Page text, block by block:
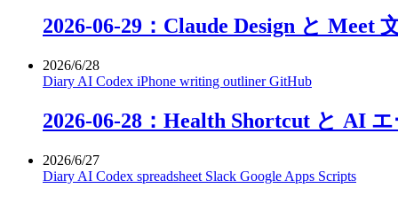
2026-06-29：Claude Design と Meet
2026/6/28
Diary AI Codex iPhone writing outlinerGitHub
2026-06-28：Health Shortcut と AI
2026/6/27
Diary AI Codex spreadsheet Slack Google Apps Scripts